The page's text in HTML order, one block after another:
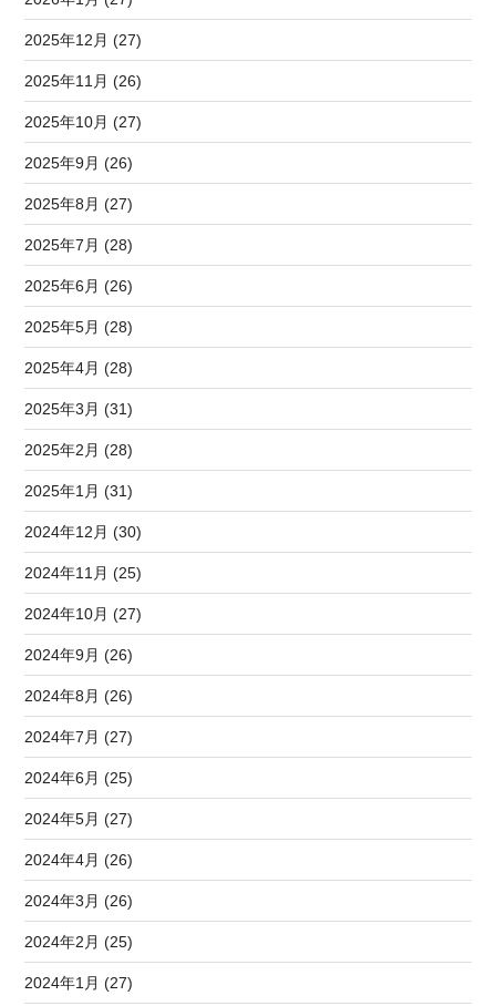
2025年12月 (27)
2025年11月 (26)
2025年10月 (27)
2025年9月 (26)
2025年8月 (27)
2025年7月 (28)
2025年6月 (26)
2025年5月 (28)
2025年4月 (28)
2025年3月 (31)
2025年2月 (28)
2025年1月 (31)
2024年12月 (30)
2024年11月 (25)
2024年10月 (27)
2024年9月 (26)
2024年8月 (26)
2024年7月 (27)
2024年6月 (25)
2024年5月 (27)
2024年4月 (26)
2024年3月 (26)
2024年2月 (25)
2024年1月 (27)